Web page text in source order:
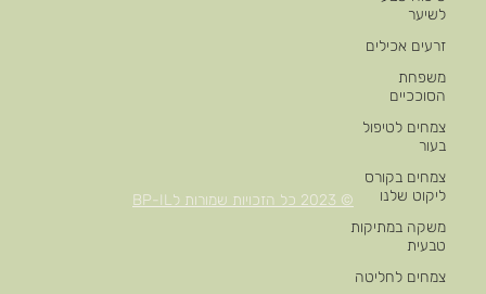
לשיער
זרעים אכילים
משפחת
הסוככיים
צמחים לטיפול
בעור
צמחים בקורס
ליקוט שלנו
משקה במתיקות
טבעית
צמחים לחליטה
© 2023 כל הזכויות שמורות לBP-IL